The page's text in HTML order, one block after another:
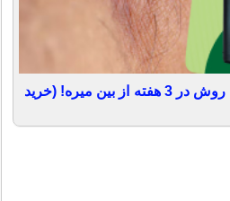
جای هر زخم و بخیه با این روش در 3 هفته از بین میره! (خرید